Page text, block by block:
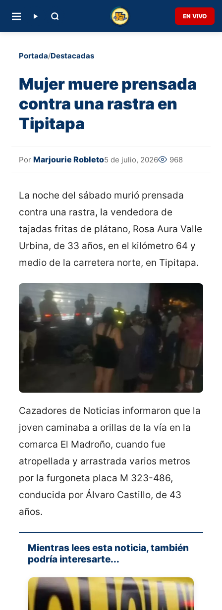
EN VIVO
Portada/Destacadas
Mujer muere prensada
contra una rastra en
Tipitapa
Por Marjourie Robleto5 de julio, 2026 968
La noche del sábado murió prensada
contra una rastra, la vendedora de
tajadas fritas de plátano, Rosa Aura Valle
Urbina, de 33 años, en el kilómetro 64 y
medio de la carretera norte, en Tipitapa.
Cazadores de Noticias informaron que la
joven caminaba a orillas de la vía en la
comarca El Madroño, cuando fue
atropellada y arrastrada varios metros
por la furgoneta placa M 323-486,
conducida por Álvaro Castillo, de 43
años.
Mientras lees esta noticia, también
podría interesarte...